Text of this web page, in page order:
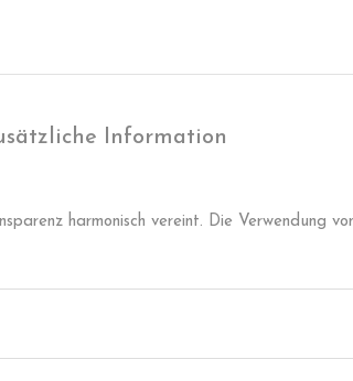
Information
harmonisch vereint. Die Verwendung